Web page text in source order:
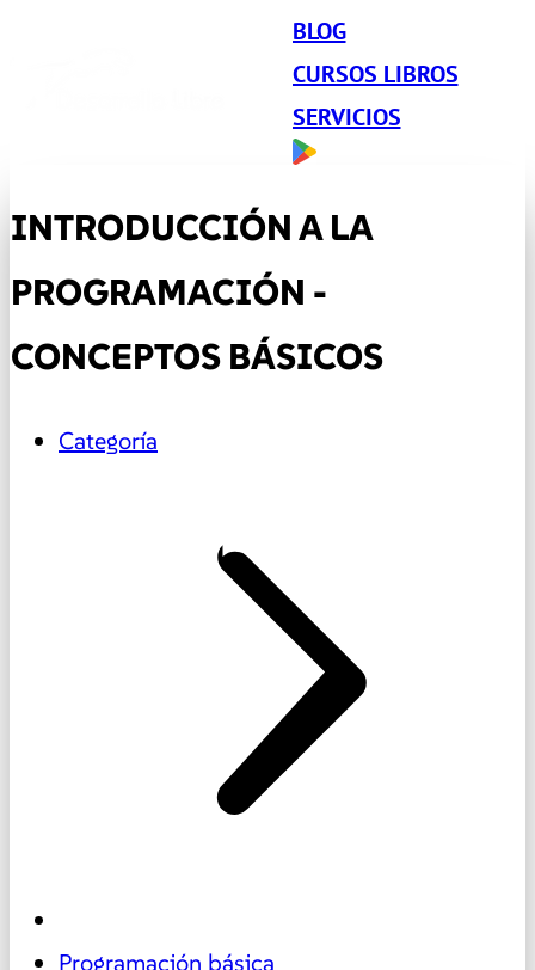
BLOG
CURSOS LIBROS
SERVICIOS
INTRODUCCIÓN A LA
PROGRAMACIÓN -
CONCEPTOS BÁSICOS
Categoría
Programación básica